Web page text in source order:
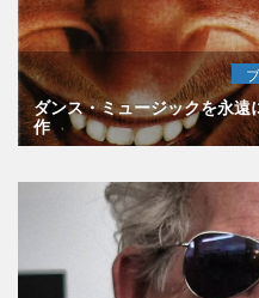
ダンス・ミュージックを永
作